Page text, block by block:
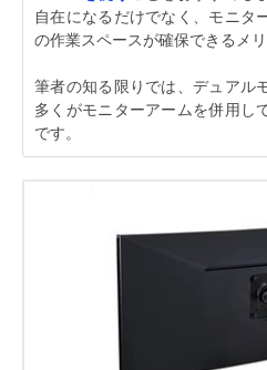
自在になるだけでなく、モニタ
の作業スペースが確保できるメリ
筆者の知る限りでは、デュアル
多くがモニターアームを併用し
です。